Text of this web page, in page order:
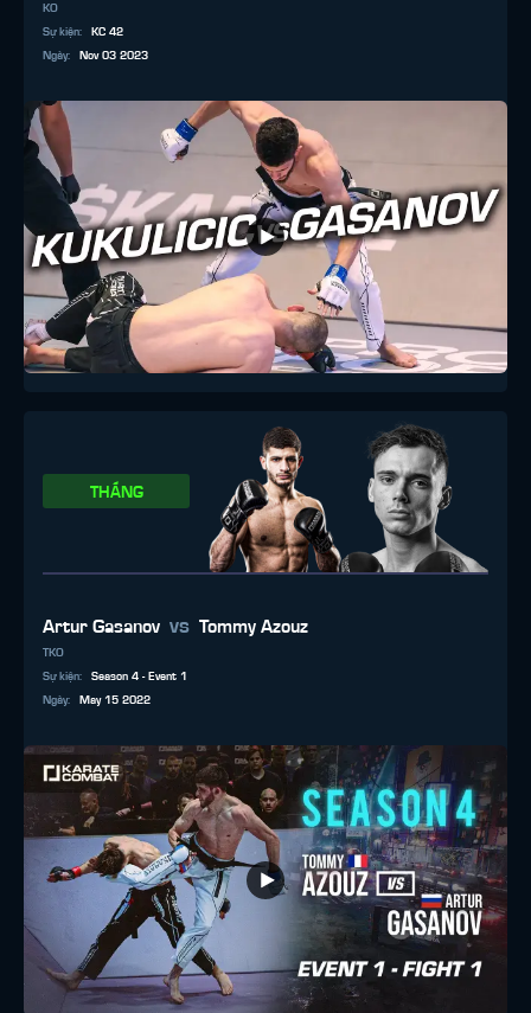
KO
Sự kiện:
KC 42
Ngày: Nov 03 2023
THẮNG
Artur Gasanov vs Tommy Azouz
TKO
Sự kiện:
Season 4 - Event 1
Ngày: May 15 2022